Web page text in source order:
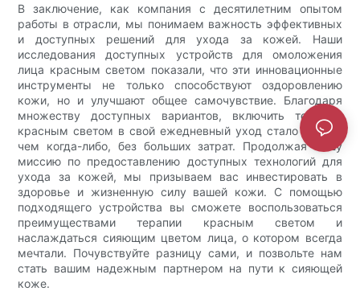
В заключение, как компания с десятилетним опытом
работы в отрасли, мы понимаем важность эффективных
и доступных решений для ухода за кожей. Наши
исследования доступных устройств для омоложения
лица красным светом показали, что эти инновационные
инструменты не только способствуют оздоровлению
кожи, но и улучшают общее самочувствие. Благодаря
множеству доступных вариантов, включить терапию
красным светом в свой ежедневный уход стало проще,
чем когда-либо, без больших затрат. Продолжая нашу
миссию по предоставлению доступных технологий для
ухода за кожей, мы призываем вас инвестировать в
здоровье и жизненную силу вашей кожи. С помощью
подходящего устройства вы сможете воспользоваться
преимуществами терапии красным светом и
наслаждаться сияющим цветом лица, о котором всегда
мечтали. Почувствуйте разницу сами, и позвольте нам
стать вашим надежным партнером на пути к сияющей
коже.